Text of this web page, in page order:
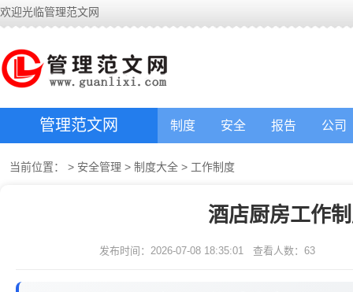
欢迎光临管理范文网
管理范文网 制度 安全 报告 公司
当前位置： > 安全管理 > 制度大全 > 工作制度
酒店厨房工作
发布时间：2026-07-08 18:35:01 查看人数： 63